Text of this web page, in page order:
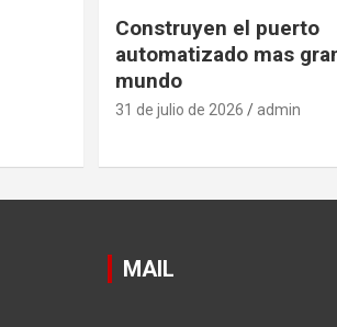
Construyen el puerto
automatizado mas
mundo
31 de julio de 2026 admin
MAIL